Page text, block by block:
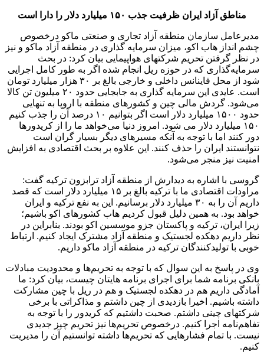
مناطق آزاد ایران ظرفیت جذب ۱۵۰ میلیارد دلار را دارا است
مدیرعامل سازمان منطقه آزاد تجاری و صنعتی ماکو درخصوص
چشم انداز هاب اکو، میزان سرمایه گذاری در منطقه آزاد ماکو و نیز
در نظر گرفتن تحریم شرکتهای هواپیمایی بیان کرد: در بحث
سرمایه‌گذاری که در حوزه ریل انجام شده اگر به طور کامل اجرایی
شود از محل فاینانس داخلی و خارجی بالغ بر ۳۰ هزار میلیارد تومان
است. عایدی این سرمایه گذاری به جابجایی حدود ۲۰ میلیون تن کالا
می‌شود. گردش مالی چین و کشورهای منطقه با اروپا به تنهایی
حدود ۱۵۰۰ میلیارد دلار است اگر بتوانیم ۱۰ درصد آن را جذب کنیم
۱۵۰ میلیارد دلار می شود. امروز دنیا می‌خواهد ما را از کریدورها
دور کنند اما با توجه به آنکه مسیرهای دیگر بسیار گران است
نتوانستند ایران را حذف کنند. این علاوه بر بحث اقتصادی به افزایش
امنیت نیز منجر می‌شود.
گروسی با اشاره به دیدارش از منطقه آزاد ترابزون ترکیه گفت:
مراودات اقتصادی ما با ترکیه بالغ بر ۱۵ میلیارد دلار است که قصد
داریم آن را به ۳۰ میلیارد دلار برسانیم. این به نفع ترکیه و ایران
خواهد بود. به همین دلیل قبول کردیم هاب کشورهای اکو باشیم؛
زیرا ایران، ترکیه و پاکستان جزو موسسین اکو بودند. بنابراین در
نظر داریم دهکده لجستیک و منطقه آزاد مشترک ایجاد کنیم. ارتباط
خوبی با تولیدکنندگان ترکیه در منطقه آزاد ماکو داریم.
وی در پاسخ به این سوال که با توجه به تحریم‌ها و محدودیت مبادلات
بانکی برنامه شما برای اجرای برنامه هایتان چیست، بیان کرد: ما
آمادگی داریم هم در دهکده لجستیک و هم در ریل با چین مشارکت
داشته باشیم. اخیرا بازدیدی از چین داشتم و مذاکراتی با برخی
شرکتهای چینی داشتم. صحبت داشتیم که کریدور را با توجه به
تفاهم‌نامه اجرا کنیم. درخصوص تحریم‌ها نیز تحریم چیز جدیدی
نیست. با تمام فشارهایی که تحریم‌ها داشته توانستیم آن را مدیریت
کنیم.